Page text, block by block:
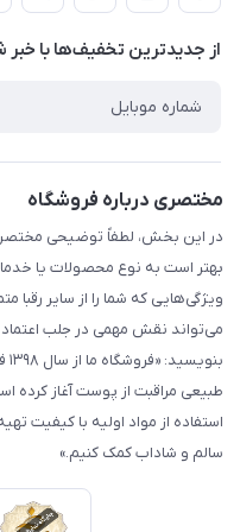
درباره ما
حریم خصوصی
راهنما
از جدید‌ترین تخفیف‌ها با‌ خبر
مختصری درباره فروشگاه
در این بخش، لطفاً توضیحی مختصر
بهتر است به نوع محصولات یا
ویژگی‌هایی که شما را از سایر رقبا
می‌تواند نقش مهمی در جلب اعتماد
طبیعی مراقبت از پوست آغاز کرده
استفاده از مواد اولیه با کیفیت
سالم و شاداب کمک کنیم.»